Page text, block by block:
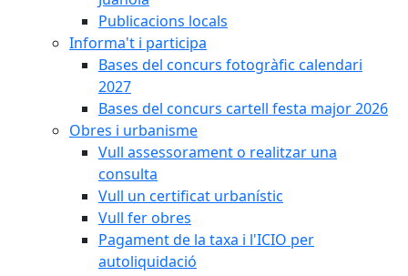
Publicacions locals
Informa't i participa
Bases del concurs fotogràfic calendari
2027
Bases del concurs cartell festa major 2026
Obres i urbanisme
Vull assessorament o realitzar una
consulta
Vull un certificat urbanístic
Vull fer obres
Pagament de la taxa i l'ICIO per
autoliquidació